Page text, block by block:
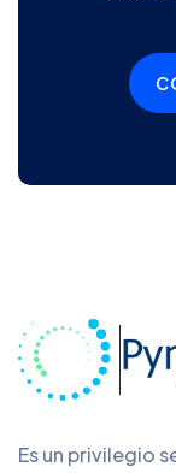
Es un privilegio